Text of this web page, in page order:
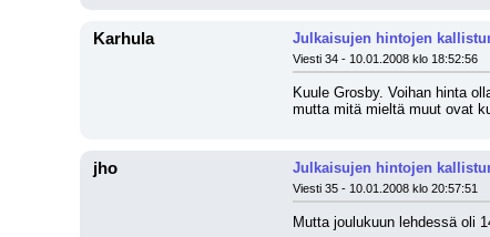
Karhula Julkaisujen hintojen
Viesti 34 - 10.01.2008 klo 18:52:56
Kuule Grosby. Voihan hinta
mutta mitä mieltä muut ovat
jho Julkaisujen hintojen
Viesti 35 - 10.01.2008 klo 20:57:51
Mutta joulukuun lehdessä oli